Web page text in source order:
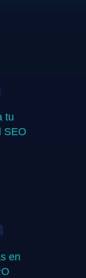
tu
SEO
en